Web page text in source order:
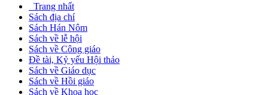
Trang nhất
Sách địa chí
Sách Hán Nôm
Sách về lễ hội
Sách về Công giáo
Đề tài, Kỷ yếu Hội thảo
Sách về Giáo dục
Sách về Hồi giáo
Sách về Khoa học